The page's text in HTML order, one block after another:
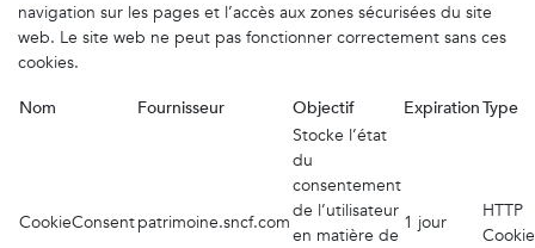
navigation sur les pages et l’accès aux zones sécurisées du site
web. Le site web ne peut pas fonctionner correctement sans ces
cookies.
Nom
Fournisseur Objectif ExpirationType
CookieConsentpatrimoine.sncf.com
Stocke l’état
du
consentement
de l’utilisateur
en matière de
1 jour
HTTP
Cookie